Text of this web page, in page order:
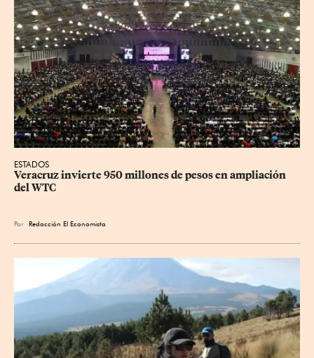
ESTADOS
Veracruz invierte 950 millones de pesos en ampliación
del WTC
Por Redacción El Economista